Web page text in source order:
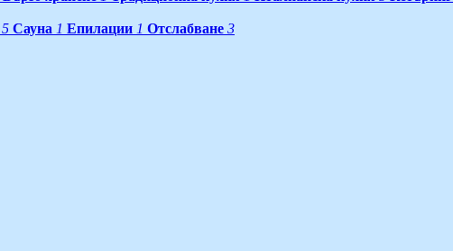
5 Сауна 1 Епилации 1 Отслабване 3